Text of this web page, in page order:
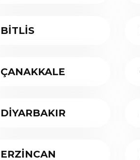
BİTLİS
ÇANAKKALE
DİYARBAKIR
ERZİNCAN